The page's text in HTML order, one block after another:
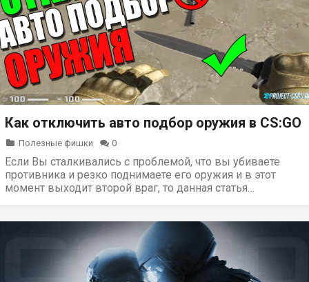
Как отключить авто подбор оружия в CS:GO
Полезные фишки 0
Если Вы сталкивались с проблемой, что вы убиваете
противника и резко поднимаете его оружия и в этот
момент выходит второй враг, то данная статья…